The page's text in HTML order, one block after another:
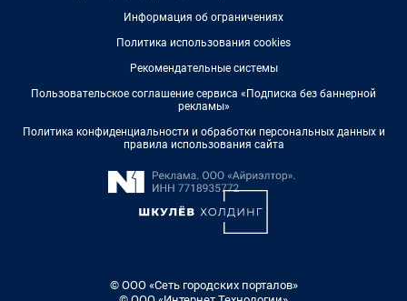
Информация об ограничениях
Политика использования cookies
Рекомендательные системы
Пользовательское соглашение сервиса «Подписка без баннерной
рекламы»
Политика конфиденциальности и обработки персональных данных и
правила использования сайта
© ООО «Сеть городских порталов»